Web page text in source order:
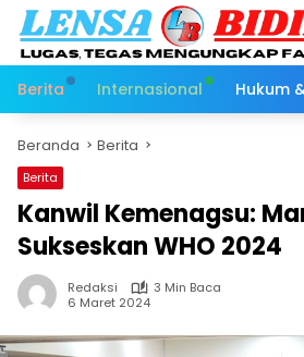
Langsung
konten
Berita
Internasional Hukum
Beranda Berita
Berita
Kanwil Kemenagsu:
Sukseskan WHO 2024
Redaksi
3 Min Baca
6 Maret 2024